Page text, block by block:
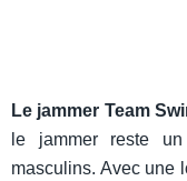
Le jammer Team
le jammer reste
masculins. Avec une